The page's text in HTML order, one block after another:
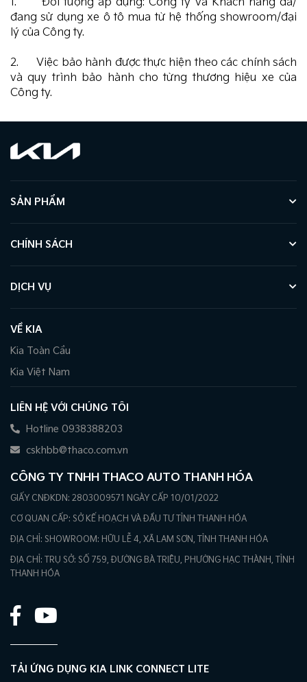
1. Đối tượng áp dụng: Công ty và Khách hàng đã/
đang sử dụng xe ô tô mua từ hệ thống showroom/đại
lý của Công ty.
2. Việc bảo hành được thực hiện theo các chính sách
và quy trình bảo hành cho từng thương hiệu xe của
Công ty.
SẢN PHẨM
CHÍNH SÁCH
DỊCH VỤ
VỀ KIA
Kia Toàn Cầu
Kia Việt Nam
LIÊN HỆ VỚI CHÚNG TÔI
Hotline 0938388203
cskhbb@thaco.com.vn
CÔNG TY TNHH THACO AUTO THANH HÓA
GIẤY CNĐKDN: 2803009571 NGÀY CẤP 10/01/2022
CƠ QUAN CẤP: SỞ KẾ HOẠCH VÀ ĐẦU TƯ TỈNH THANH HÓA
ĐỊA CHỈ: SHOWROOM: HỮU LỄ 4, XÃ LAM SƠN, TỈNH THANH HÓA
ĐỊA CHỈ: TRỤ SỞ: SỐ 759, ĐƯỜNG BÀ TRIỆU, PHƯỜNG HẠC THÀNH, TỈNH
THANH HÓA
TẢI ỨNG DỤNG KIA LINK CONNECT LITE